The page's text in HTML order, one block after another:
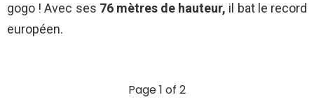
gogo ! Avec ses 76 mètres de hauteur, il bat le record
européen.
Page 1 of 2